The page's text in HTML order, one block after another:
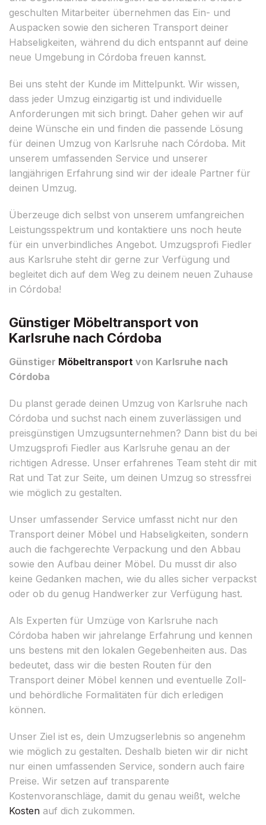
geschulten Mitarbeiter übernehmen das Ein- und
Auspacken sowie den sicheren Transport deiner
Habseligkeiten, während du dich entspannt auf deine
neue Umgebung in Córdoba freuen kannst.
Bei uns steht der Kunde im Mittelpunkt. Wir wissen,
dass jeder Umzug einzigartig ist und individuelle
Anforderungen mit sich bringt. Daher gehen wir auf
deine Wünsche ein und finden die passende Lösung
für deinen Umzug von Karlsruhe nach Córdoba. Mit
unserem umfassenden Service und unserer
langjährigen Erfahrung sind wir der ideale Partner für
deinen Umzug.
Überzeuge dich selbst von unserem umfangreichen
Leistungsspektrum und kontaktiere uns noch heute
für ein unverbindliches Angebot. Umzugsprofi Fiedler
aus Karlsruhe steht dir gerne zur Verfügung und
begleitet dich auf dem Weg zu deinem neuen Zuhause
in Córdoba!
Günstiger Möbeltransport von
Karlsruhe nach Córdoba
Günstiger Möbeltransport von Karlsruhe nach
Córdoba
Du planst gerade deinen Umzug von Karlsruhe nach
Córdoba und suchst nach einem zuverlässigen und
preisgünstigen Umzugsunternehmen? Dann bist du bei
Umzugsprofi Fiedler aus Karlsruhe genau an der
richtigen Adresse. Unser erfahrenes Team steht dir mit
Rat und Tat zur Seite, um deinen Umzug so stressfrei
wie möglich zu gestalten.
Unser umfassender Service umfasst nicht nur den
Transport deiner Möbel und Habseligkeiten, sondern
auch die fachgerechte Verpackung und den Abbau
sowie den Aufbau deiner Möbel. Du musst dir also
keine Gedanken machen, wie du alles sicher verpackst
oder ob du genug Handwerker zur Verfügung hast.
Als Experten für Umzüge von Karlsruhe nach
Córdoba haben wir jahrelange Erfahrung und kennen
uns bestens mit den lokalen Gegebenheiten aus. Das
bedeutet, dass wir die besten Routen für den
Transport deiner Möbel kennen und eventuelle Zoll-
und behördliche Formalitäten für dich erledigen
können.
Unser Ziel ist es, dein Umzugserlebnis so angenehm
wie möglich zu gestalten. Deshalb bieten wir dir nicht
nur einen umfassenden Service, sondern auch faire
Preise. Wir setzen auf transparente
Kostenvoranschläge, damit du genau weißt, welche
Kosten auf dich zukommen.